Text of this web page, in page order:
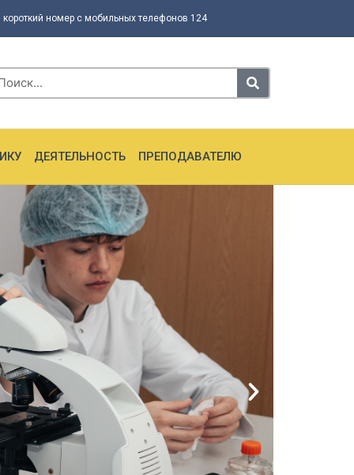
номер с мобильных телефонов 124
ДЕЯТЕЛЬНОСТЬ ПРЕПОДАВАТЕЛЮ